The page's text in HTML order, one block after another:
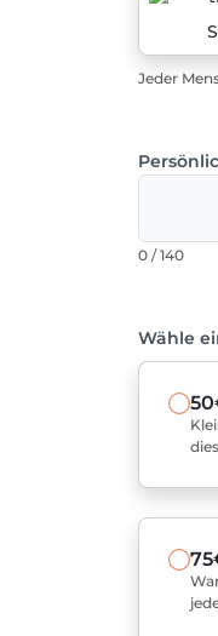
Jeder
0 / 140
Wähle